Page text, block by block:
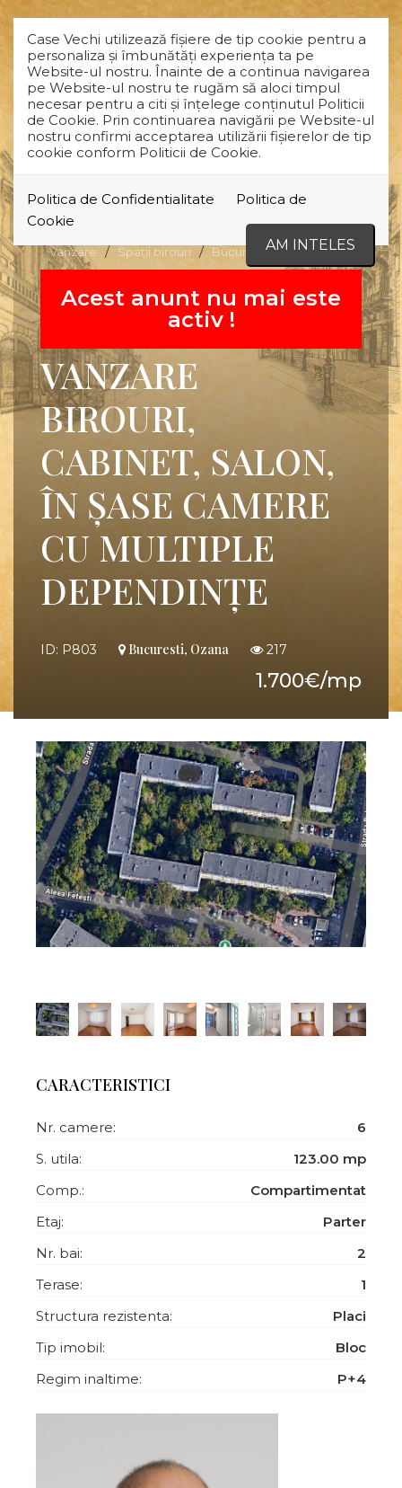
Case Vechi utilizează fişiere de tip cookie pentru a
personaliza și îmbunătăți experiența ta pe
Website-ul nostru. Înainte de a continua navigarea
pe Website-ul nostru te rugăm să aloci timpul
necesar pentru a citi și înțelege conținutul Politicii
de Cookie. Prin continuarea navigării pe Website-ul
nostru confirmi acceptarea utilizării fişierelor de tip
cookie conform Politicii de Cookie.
Politica de Confidentialitate
Politica de
Cookie
AM INTELES
Vanzare Spatii birouri Bucuresti Ozana
Acest anunt nu mai este
activ !
VANZARE
BIROURI,
CABINET, SALON,
ÎN ȘASE CAMERE
CU MULTIPLE
DEPENDINȚE
ID: P803 Bucuresti, Ozana 217
1.700€/mp
COMISION 0% REPREZENTARE PROPRIETAR
CARACTERISTICI
Nr. camere:
6
S. utila:
123.00 mp
Comp.:
Compartimentat
Etaj:
Parter
Nr. bai:
2
Terase:
1
Structura rezistenta:
Placi
Tip imobil:
Bloc
Regim inaltime:
P+4